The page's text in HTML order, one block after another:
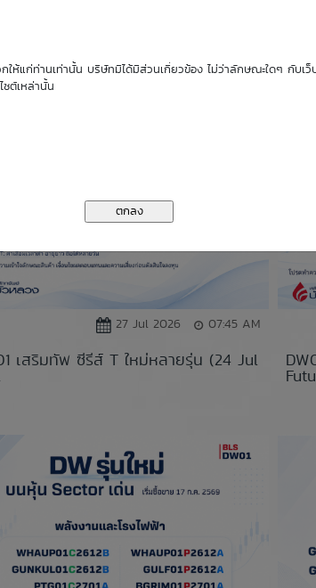
ให้แก่ท่านเท่านั้น บริษัทมิได้มีส่วนเกี่ยวข้อง ไม่ว่าลักษณะใดๆ กับ
ซต์เหล่านั้น
27 Jul 2026 07:45 AM
เสริมทัพ ซีรีส์ T ใหม่หลายรุ่น (24 Jul